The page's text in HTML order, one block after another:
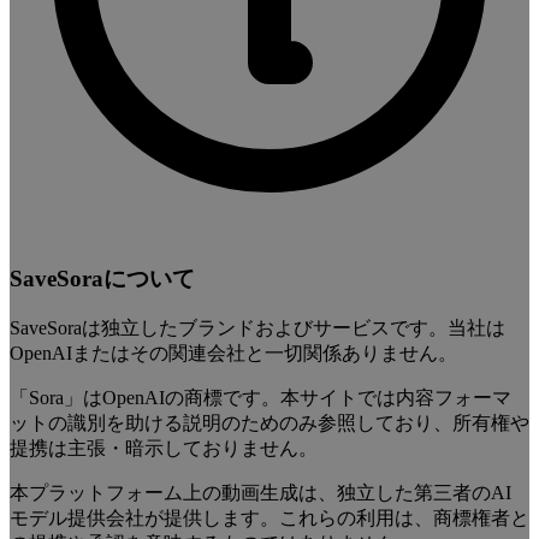
SaveSoraについて
SaveSoraは独立したブランドおよびサービスです。当社は
OpenAIまたはその関連会社と一切関係ありません。
「Sora」はOpenAIの商標です。本サイトでは内容フォーマ
ットの識別を助ける説明のためのみ参照しており、所有権や
提携は主張・暗示しておりません。
本プラットフォーム上の動画生成は、独立した第三者のAI
モデル提供会社が提供します。これらの利用は、商標権者と